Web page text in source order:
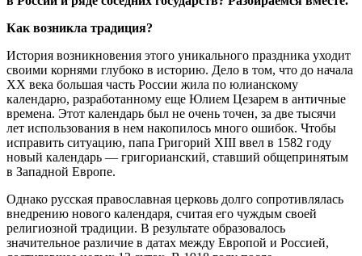
Как возникла традиция?
История возникновения этого уникального праздника уходит
своими корнями глубоко в историю. Дело в том, что до начала
XX века большая часть России жила по юлианскому
календарю, разработанному еще Юлием Цезарем в античные
времена. Этот календарь был не очень точен, за две тысячи
лет использования в нем накопилось много ошибок. Чтобы
исправить ситуацию, папа Григорий XIII ввел в 1582 году
новый календарь — григорианский, ставший общепринятым
в Западной Европе.
Однако русская православная церковь долго сопротивлялась
внедрению нового календаря, считая его чуждым своей
религиозной традиции. В результате образовалось
значительное различие в датах между Европой и Россией,